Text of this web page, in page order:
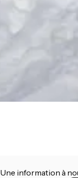
Une information à